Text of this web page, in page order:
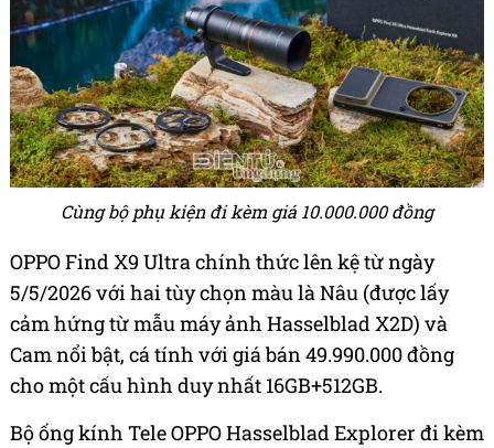
Cùng bộ phụ kiện đi kèm giá 10.000.000 đồng
OPPO Find X9 Ultra chính thức lên kệ từ ngày
5/5/2026 với hai tùy chọn màu là Nâu (được lấy
cảm hứng từ mẫu máy ảnh Hasselblad X2D) và
Cam nổi bật, cá tính với giá bán 49.990.000 đồng
cho một cấu hình duy nhất 16GB+512GB.
Bộ ống kính Tele OPPO Hasselblad Explorer đi kèm